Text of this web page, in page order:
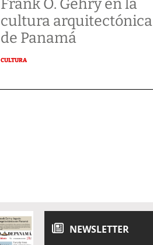
Frank O. Gehry en la
cultura arquitectónica
de Panamá
CULTURA
NEWSLETTER